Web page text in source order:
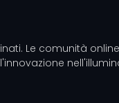
Le comunità online